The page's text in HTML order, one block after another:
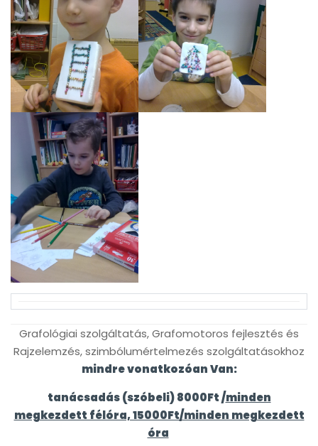
Grafológiai szolgáltatás, Grafomotoros fejlesztés és
Rajzelemzés, szimbólumértelmezés szolgáltatásokhoz
mindre vonatkozóan Van:
tanácsadás (szóbeli)8000Ft /minden
megkezdett félóra, 15000Ft/minden megkezdett
óra